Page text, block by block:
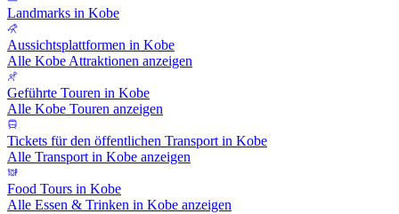
Landmarks in Kobe
Aussichtsplattformen in Kobe
Alle Kobe Attraktionen anzeigen
Geführte Touren in Kobe
Alle Kobe Touren anzeigen
Tickets für den öffentlichen Transport in Kobe
Alle Transport in Kobe anzeigen
Food Tours in Kobe
Alle Essen & Trinken in Kobe anzeigen